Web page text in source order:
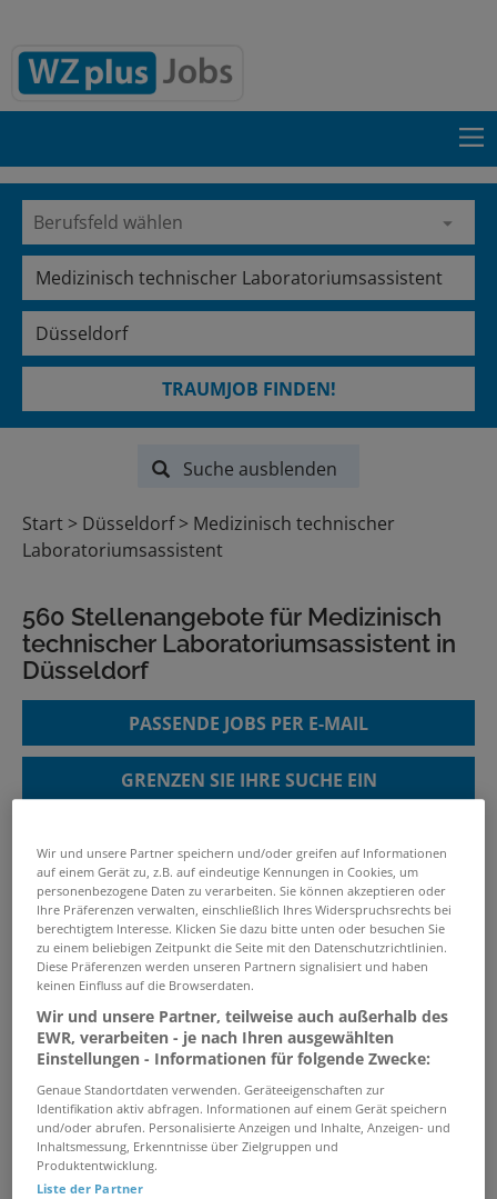
TRAUMJOB FINDEN!
Suche ausblenden
Start Düsseldorf
Medizinisch technischer
Laboratoriumsassistent
560 Stellenangebote für Medizinisch
technischer Laboratoriumsassistent in
Düsseldorf
PASSENDE JOBS PER E-MAIL
GRENZEN SIE IHRE SUCHE EIN
PTA, BTA, CTA, OTA oder MTLA als
Pharmaberater / Pharmareferent
im Innendienst (m/w/x) -
Homeoffice
12.07.2026 /HELENA GmbH
verwandte und ähnliche Stellenangebote
CTS Customer Technical Support
(f/m/d)
09.07.2026 /Beckman Coulter - Diagnostics
Wir und unsere Partner speichern und/oder greifen auf Informationen
auf einem Gerät zu, z.B. auf eindeutige Kennungen in Cookies, um
personenbezogene Daten zu verarbeiten. Sie können akzeptieren oder
Ihre Präferenzen verwalten, einschließlich Ihres Widerspruchsrechts bei
berechtigtem Interesse. Klicken Sie dazu bitte unten oder besuchen Sie
zu einem beliebigen Zeitpunkt die Seite mit den Datenschutzrichtlinien.
Diese Präferenzen werden unseren Partnern signalisiert und haben
keinen Einfluss auf die Browserdaten.
Wir und unsere Partner, teilweise auch außerhalb des
EWR, verarbeiten - je nach Ihren ausgewählten
Einstellungen - Informationen für folgende Zwecke:
Genaue Standortdaten verwenden. Geräteeigenschaften zur
Identifikation aktiv abfragen. Informationen auf einem Gerät speichern
und/oder abrufen. Personalisierte Anzeigen und Inhalte, Anzeigen- und
Inhaltsmessung, Erkenntnisse über Zielgruppen und
Produktentwicklung.
Liste der Partner